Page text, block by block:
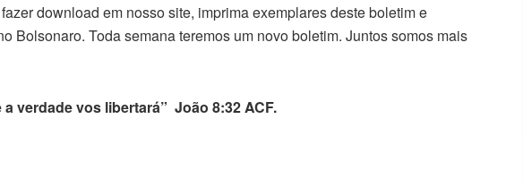
download em nosso site, imprima exemplares deste boletim e
Bolsonaro. Toda semana teremos um novo boletim. Juntos somos mais
verdade vos libertará” João 8:32 ACF.